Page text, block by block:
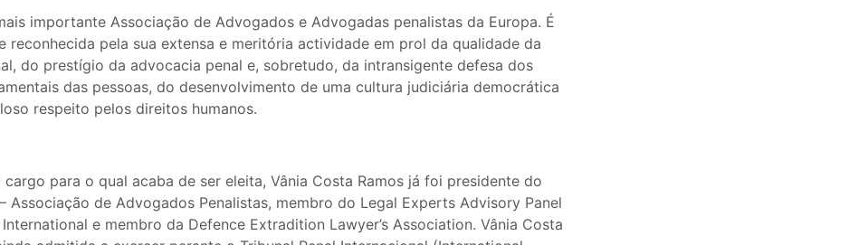
importante Associação de Advogados e Advogadas penalistas da Europa. É
reconhecida pela sua extensa e meritória actividade em prol da qualidade da
do prestígio da advocacia penal e, sobretudo, da intransigente defesa dos
das pessoas, do desenvolvimento de uma cultura judiciária democrática
respeito pelos direitos humanos.
cargo para o qual acaba de ser eleita, Vânia Costa Ramos já foi presidente do
Associação de Advogados Penalistas, membro do Legal Experts Advisory Panel
e membro da Defence Extradition Lawyer’s Association. Vânia Costa